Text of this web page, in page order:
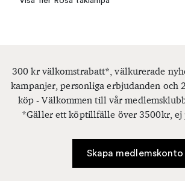
300 kr välkomstrabatt*, välkurerade
kampanjer, personliga erbjudanden och
köp - Välkommen till vår
*Gäller ett köptillfälle över 3500kr, ej
Skapa medlemskonto